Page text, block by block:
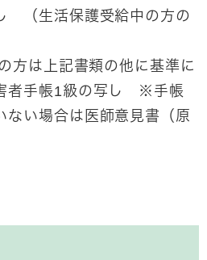
（生活保護受給中の方の
方は上記書類の他に基準に
者手帳1級の写し ※手帳
ない場合は医師意見書（原